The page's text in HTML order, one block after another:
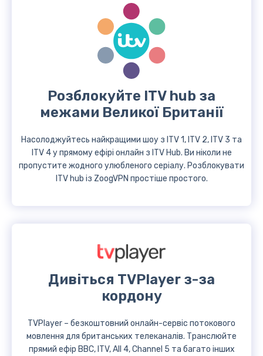
Розблокуйте ITV hub за
межами Великої Британії
Насолоджуйтесь найкращими шоу з ITV 1, ITV 2, ITV 3 та
ITV 4 у прямому ефірі онлайн з ITV Hub. Ви ніколи не
пропустите жодного улюбленого серіалу. Розблокувати
ITV hub із ZoogVPN простіше простого.
Дивіться TVPlayer з-за
кордону
TVPlayer – безкоштовний онлайн-сервіс потокового
мовлення для британських телеканалів. Транслюйте
прямий ефір BBC, ITV, All 4, Channel 5 та багато інших